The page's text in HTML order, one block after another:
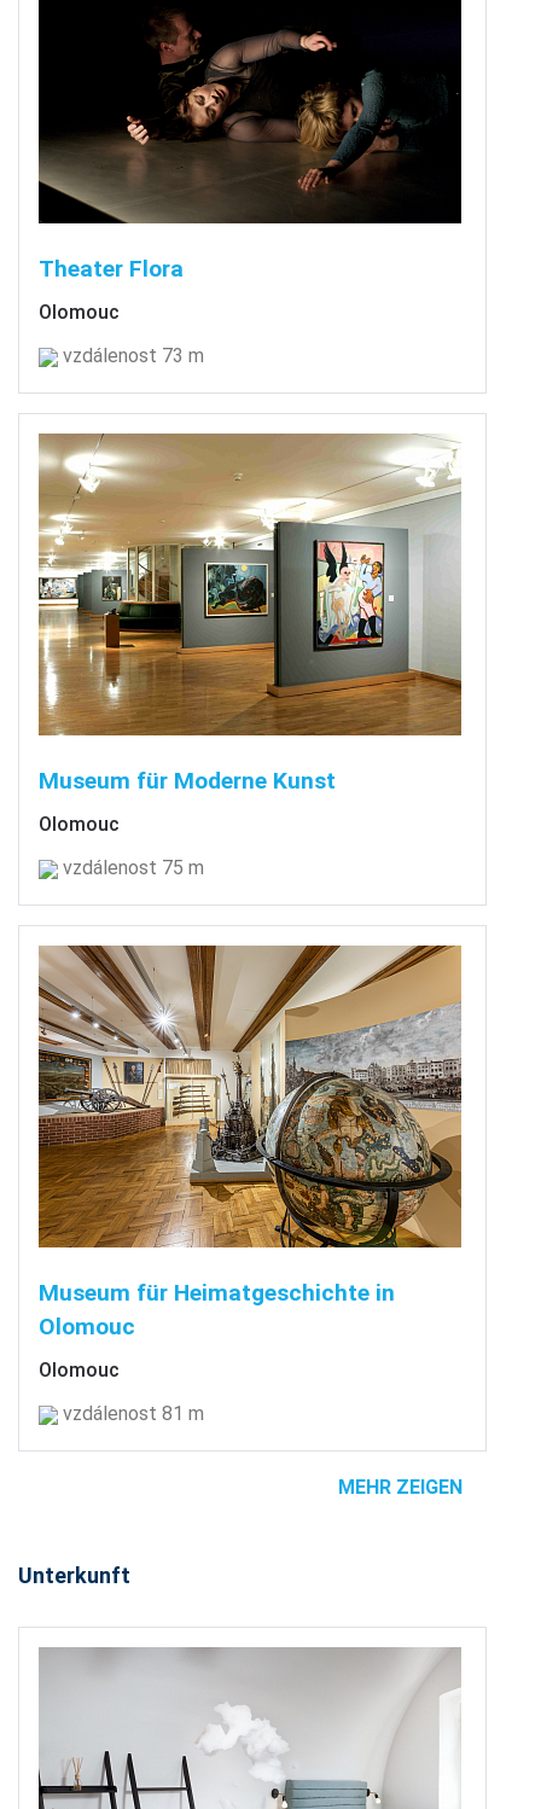
Theater Flora
Olomouc
vzdálenost 73 m
Museum für Moderne Kunst
Olomouc
vzdálenost 75 m
Museum für Heimatgeschichte in
Olomouc
Olomouc
vzdálenost 81 m
MEHR ZEIGEN
Unterkunft